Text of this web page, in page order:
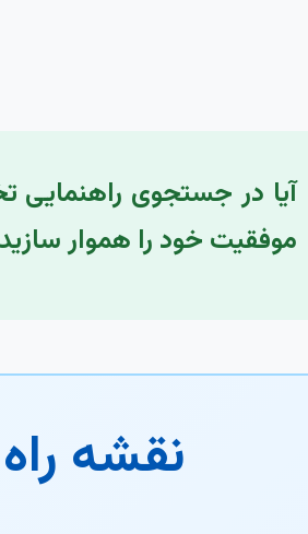
آیا در جستجوی راهنمایی
موفقیت خود را هموار
نقشه